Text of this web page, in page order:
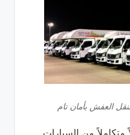
العفش بأمان تام
من السيارات